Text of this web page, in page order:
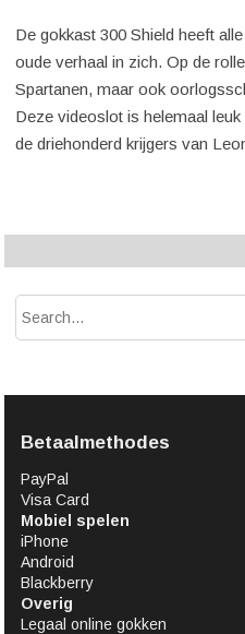
De gokkast 300 Shield heeft
oude verhaal in zich. Op de
Spartanen, maar ook
Deze videoslot is helemaal
de driehonderd krijgers van
Betaalmethodes
PayPal
Visa Card
Mobiel spelen
iPhone
Android
Blackberry
Overig
Legaal online gokken